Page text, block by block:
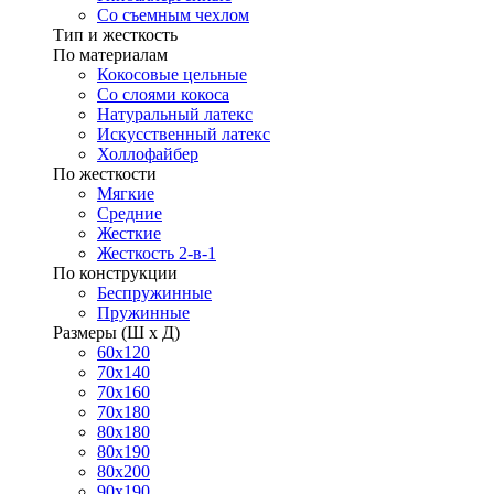
Со съемным чехлом
Тип и жесткость
По материалам
Кокосовые цельные
Со слоями кокоса
Натуральный латекс
Искусственный латекс
Холлофайбер
По жесткости
Мягкие
Средние
Жесткие
Жесткость 2-в-1
По конструкции
Беспружинные
Пружинные
Размеры (Ш х Д)
60х120
70х140
70х160
70х180
80х180
80х190
80х200